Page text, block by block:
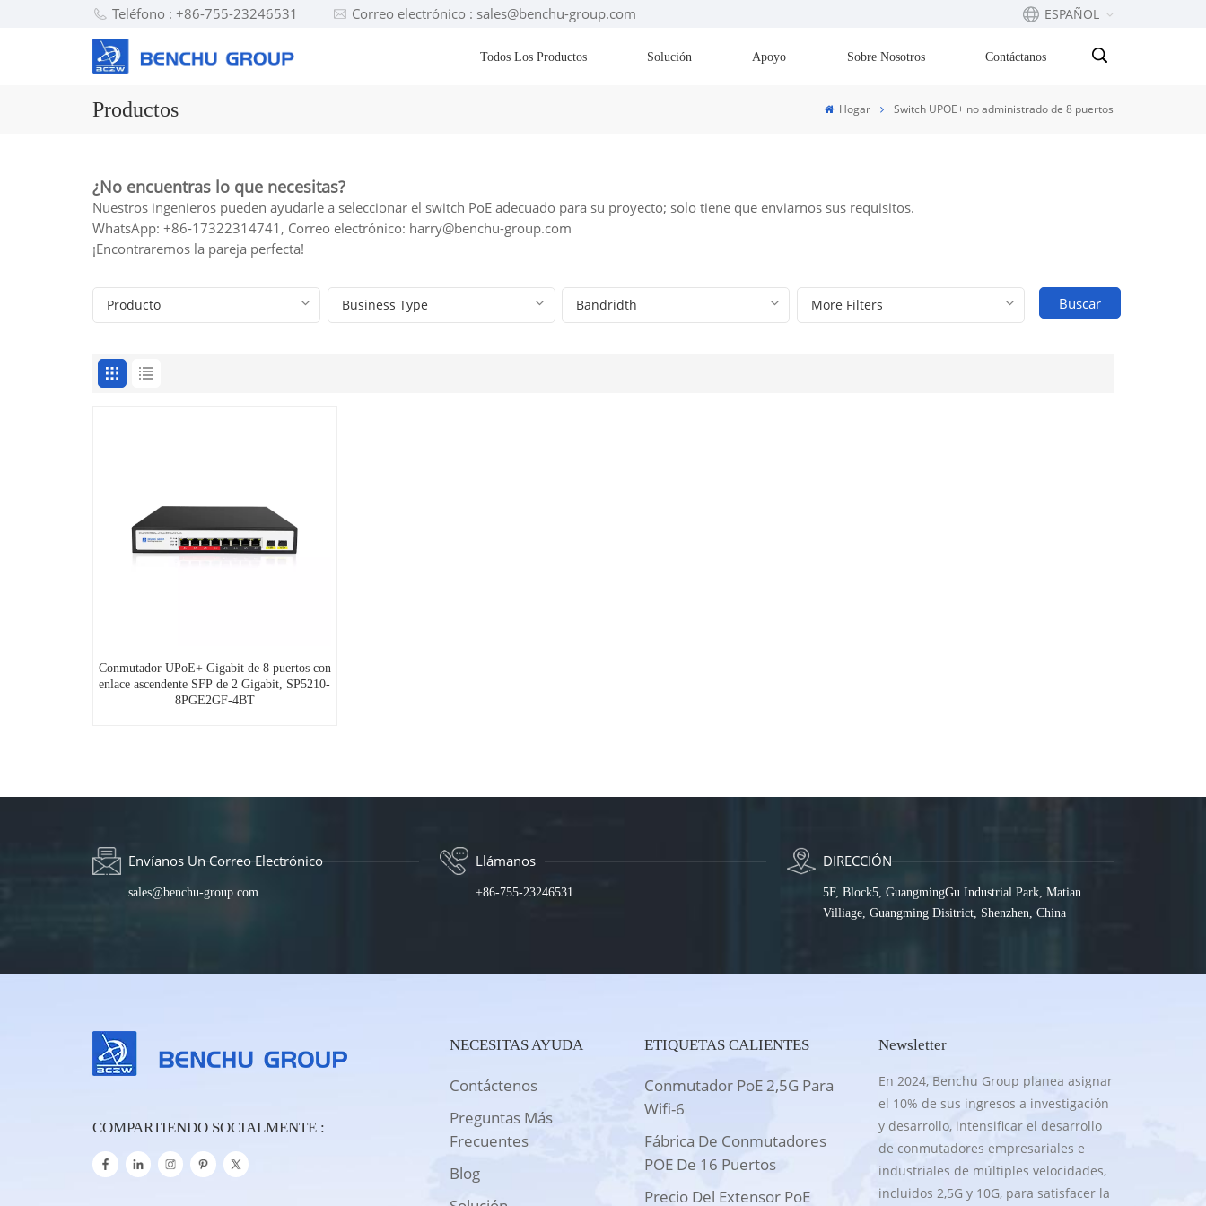
Teléfono : +86-755-23246531 Correo electrónico : sales@benchu-group.com ESPAÑOL
بالعربية
Todos Los Productos Solución Apoyo Sobre Nosotros Contáctanos
Productos Hogar Switch UPOE+ no administrado de 8 puertos
¿No encuentras lo que necesitas?
Nuestros ingenieros pueden ayudarle a seleccionar el switch PoE adecuado para su proyecto; solo tiene que enviarnos sus requisitos.
WhatsApp: +86-17322314741, Correo electrónico: harry@benchu-group.com
¡Encontraremos la pareja perfecta!
Buscar
Conmutador UPoE+ Gigabit de 8 puertos con
enlace ascendente SFP de 2 Gigabit, SP5210-
8PGE2GF-4BT
Envíanos Un Correo Electrónico
sales@benchu-group.com
Llámanos
+86-755-23246531
DIRECCIÓN
5F, Block5, GuangmingGu Industrial Park, Matian
Villiage, Guangming Disitrict, Shenzhen, China
COMPARTIENDO SOCIALMENTE :
NECESITAS AYUDA
Contáctenos
Preguntas Más
Frecuentes
Blog
ETIQUETAS CALIENTES
Conmutador PoE 2,5G Para
Wifi-6
Fábrica De Conmutadores
POE De 16 Puertos
Precio Del Extensor PoE
Newsletter
En 2024, Benchu Group planea asignar
el 10% de sus ingresos a investigación
y desarrollo, intensificar el desarrollo
de conmutadores empresariales e
industriales de múltiples velocidades,
incluidos 2,5G y 10G, para satisfacer la